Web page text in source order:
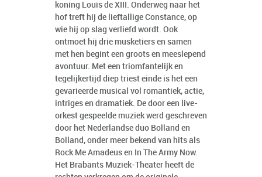
koning Louis de XIII. Onderweg naar het
hof treft hij de lieftallige Constance, op
wie hij op slag verliefd wordt. Ook
ontmoet hij drie musketiers en samen
met hen begint een groots en meeslepend
avontuur. Met een triomfantelijk en
tegelijkertijd diep triest einde is het een
gevarieerde musical vol romantiek, actie,
intriges en dramatiek. De door een live-
orkest gespeelde muziek werd geschreven
door het Nederlandse duo Bolland en
Bolland, onder meer bekend van hits als
Rock Me Amadeus en In The Army Now.
Het Brabants Muziek-Theater heeft de